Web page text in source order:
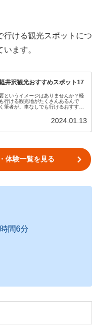
行ける観光スポットにつ
ます。
井沢観光おすすめスポット17
というイメージはありませんか？軽
行ける観光地がたくさんあるんで
筆者が、車なしでも行けるおすすめ
2024.01.13
体験一覧を見る
間6分